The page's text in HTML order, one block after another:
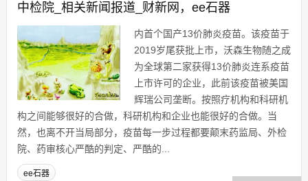
中检院_相关新闻报道_财新网，ee石器
内首个国产13价肺炎疫苗。该疫苗于
2019岁尾获批上市，沃森生物随之成
为全球第二家获得13价肺炎连系疫苗
上市许可的企业，此前该疫苗被美国
辉瑞公司垄断。按照疗机构和科研机
构之间能够很好的合做，科研机构和企业也能很好的合做。当
然，也离不开当局部分，疫苗每一步过程都要颠末药监局、外检
院、药审核心严酷的判定、严酷的...
ee石器